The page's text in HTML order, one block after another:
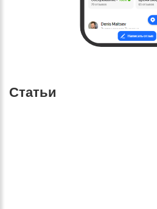
Статьи